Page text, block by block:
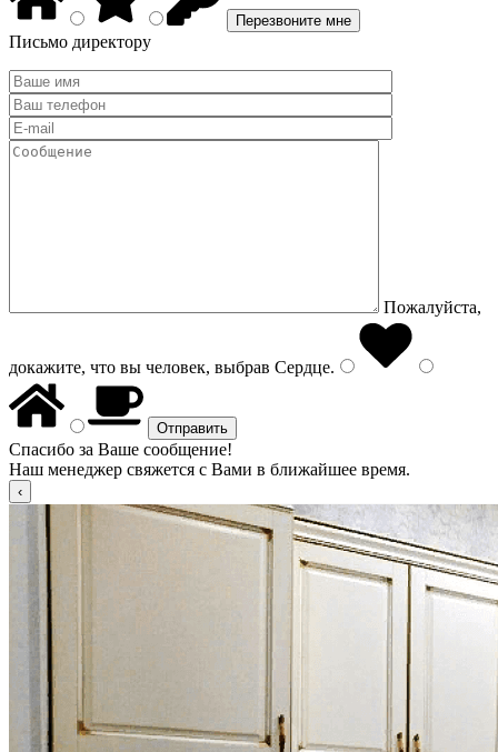
Письмо директору
Пожалуйста,
докажите, что вы человек, выбрав Сердце.
Спасибо за Ваше сообщение!
Наш менеджер свяжется с Вами в ближайшее время.